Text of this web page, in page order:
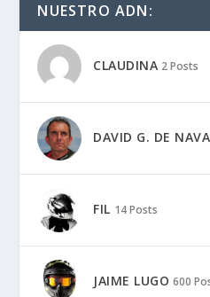
NUESTRO ADN:
CLAUDINA 2 Posts
DAVID G. DE
FIL 14 Posts
JAIME LUGO 600